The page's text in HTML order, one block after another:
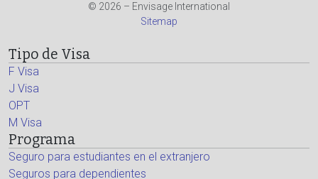
© 2026 – Envisage International
Sitemap
Tipo de Visa
F Visa
J Visa
OPT
M Visa
Programa
Seguro para estudiantes en el extranjero
Seguros para dependientes